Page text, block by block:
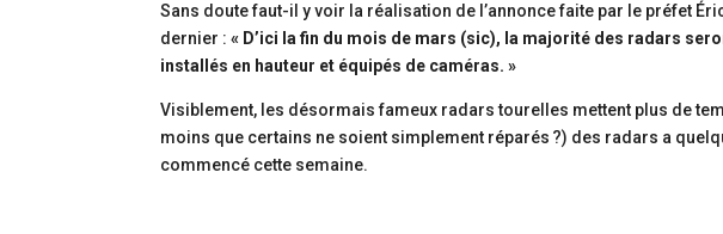
Sans doute faut-il y voir la réalisation de l’annonce faite par le préfet
dernier :« D’ici la fin du mois de mars (sic), la majorité des radars
installés en hauteur et équipés de caméras. »
Visiblement, les désormais fameux radars tourelles mettent plus de
moins que certains ne soient simplement réparés ?) des radars a
commencé cette semaine.